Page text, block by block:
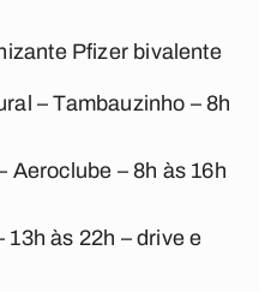
Pfizer bivalente
– Tambauzinho – 8h
Aeroclube – 8h às 16h
às 22h – drive e